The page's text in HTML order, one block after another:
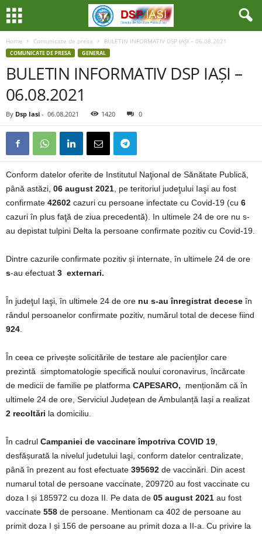
Home Comunicate de presa BULETIN INFORMATIV DSP IAȘI – 06.08.2021
COMUNICATE DE PRESA GENERAL
BULETIN INFORMATIV DSP IAȘI –
06.08.2021
By Dsp Iasi - 06.08.2021 1420 0
Conform datelor oferite de Institutul Naţional de Sănătate Publică,
până astăzi, 06 august 2021 , pe teritoriul judeţului Iaşi au fost
confirmate 42602 cazuri cu persoane infectate cu Covid-19 (cu 6
cazuri în plus faţă de ziua precedentă). In ultimele 24 de ore nu s-
au depistat tulpini Delta la persoane confirmate pozitiv cu Covid-19.
Dintre cazurile confirmate pozitiv și internate, în ultimele 24 de ore
s-au efectuat 3 externari.
În judeţul Iaşi, în ultimele 24 de ore nu s-au înregistrat decese în
rândul persoanelor confirmate pozitiv, numărul total de decese fiind
924
În ceea ce privește solicitările de testare ale pacienţilor care
prezintă simptomatologie specifică noului coronavirus, încărcate
de medicii de familie pe platforma CAPESARO, menționăm că în
ultimele 24 de ore, Serviciul Județean de Ambulanță Iași a realizat
2 recoltări la domiciliu.
În cadrul Campaniei de vaccinare împotriva COVID 19
desfășurată la nivelul judetului Iaşi, conform datelor centralizate,
până în prezent au fost efectuate 395692 de vaccinări. Din acest
numarul total de persoane vaccinate, 209720 au fost vaccinate cu
doza I și 185972 cu doza II. Pe data de 05 august 2021 au fost
vaccinate 558 de persoane. Mentionam ca 402 de persoane au
primit doza I și 156 de persoane au primit doza a II-a. Cu privire la